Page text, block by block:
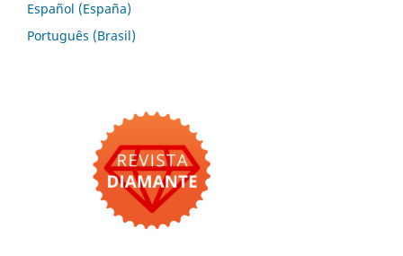
Español (España)
Português (Brasil)